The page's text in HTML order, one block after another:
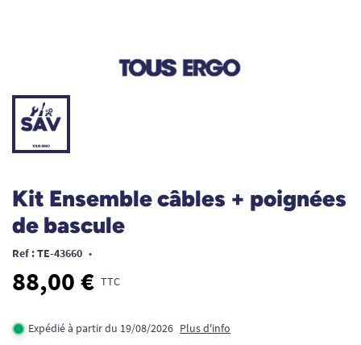
Kit Ensemble câbles + poignées
de bascule
Ref : TE-43660 •
88,00 € TTC
Expédié à partir du 19/08/2026 Plus d'info